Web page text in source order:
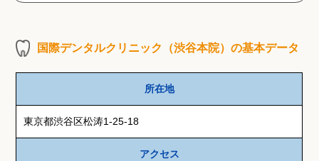
国際デンタルクリニック（渋谷本院）の基本データ
所在地
東京都渋谷区松涛1-25-18
アクセス